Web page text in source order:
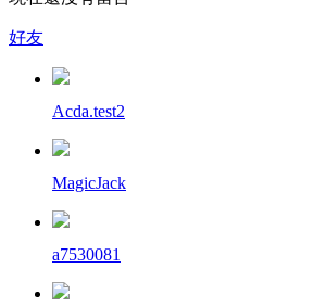
好友
Acda.test2
MagicJack
a7530081